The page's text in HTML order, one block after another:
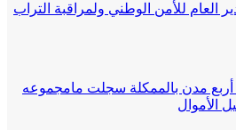
العام للأمن الوطني ولمراقبة التراب
أربع مدن بالممكلة سجلت مامجموعه